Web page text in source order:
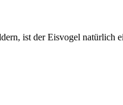
ist der Eisvogel natürlich